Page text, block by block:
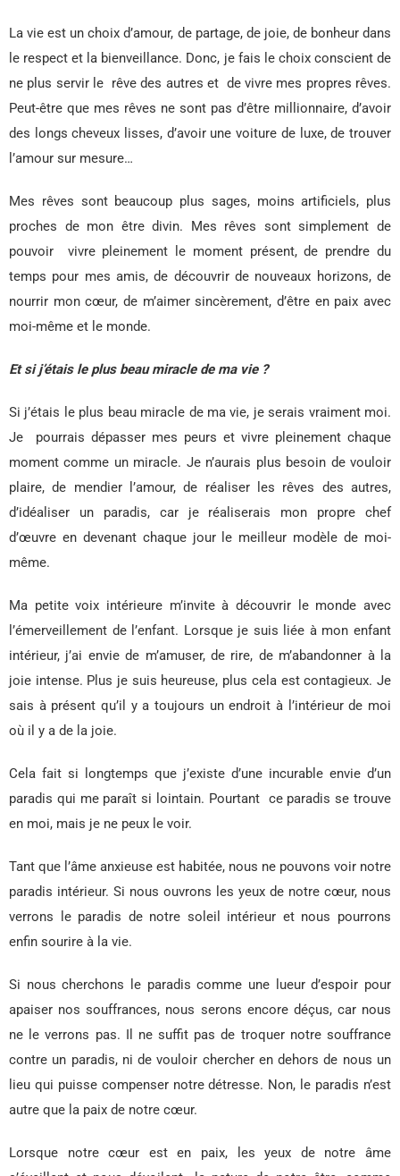
La vie est un choix d’amour, de partage, de joie, de bonheur dans
le respect et la bienveillance. Donc, je fais le choix conscient de
ne plus servir le rêve des autres et de vivre mes propres rêves.
Peut-être que mes rêves ne sont pas d’être millionnaire, d’avoir
des longs cheveux lisses, d’avoir une voiture de luxe, de trouver
l’amour sur mesure…
Mes rêves sont beaucoup plus sages, moins artificiels, plus
proches de mon être divin. Mes rêves sont simplement de
pouvoir vivre pleinement le moment présent, de prendre du
temps pour mes amis, de découvrir de nouveaux horizons, de
nourrir mon cœur, de m’aimer sincèrement, d’être en paix avec
moi-même et le monde.
Et si j’étais le plus beau miracle de ma vie ?
Si j’étais le plus beau miracle de ma vie, je serais vraiment moi.
Je pourrais dépasser mes peurs et vivre pleinement chaque
moment comme un miracle. Je n’aurais plus besoin de vouloir
plaire, de mendier l’amour, de réaliser les rêves des autres,
d’idéaliser un paradis, car je réaliserais mon propre chef
d’œuvre en devenant chaque jour le meilleur modèle de moi-
même.
Ma petite voix intérieure m’invite à découvrir le monde avec
l’émerveillement de l’enfant. Lorsque je suis liée à mon enfant
intérieur, j’ai envie de m’amuser, de rire, de m’abandonner à la
joie intense. Plus je suis heureuse, plus cela est contagieux. Je
sais à présent qu’il y a toujours un endroit à l’intérieur de moi
où il y a de la joie.
Cela fait si longtemps que j’existe d’une incurable envie d’un
paradis qui me paraît si lointain. Pourtant ce paradis se trouve
en moi, mais je ne peux le voir.
Tant que l’âme anxieuse est habitée, nous ne pouvons voir notre
paradis intérieur. Si nous ouvrons les yeux de notre cœur, nous
verrons le paradis de notre soleil intérieur et nous pourrons
enfin sourire à la vie.
Si nous cherchons le paradis comme une lueur d’espoir pour
apaiser nos souffrances, nous serons encore déçus, car nous
ne le verrons pas. Il ne suffit pas de troquer notre souffrance
contre un paradis, ni de vouloir chercher en dehors de nous un
lieu qui puisse compenser notre détresse. Non, le paradis n’est
autre que la paix de notre cœur.
Lorsque notre cœur est en paix, les yeux de notre âme